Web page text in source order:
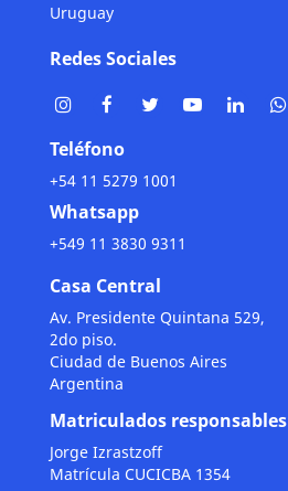
Uruguay
Redes Sociales
Teléfono
+54 11 5279 1001
Whatsapp
+549 11 3830 9311
Casa Central
Av. Presidente Quintana 529,
2do piso.
Ciudad de Buenos Aires
Argentina
Matriculados responsables
Jorge Izrastzoff
Matrícula CUCICBA 1354